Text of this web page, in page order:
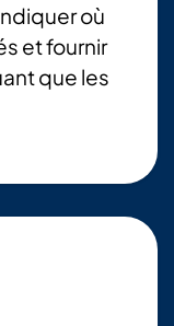
où
et fournir
que les